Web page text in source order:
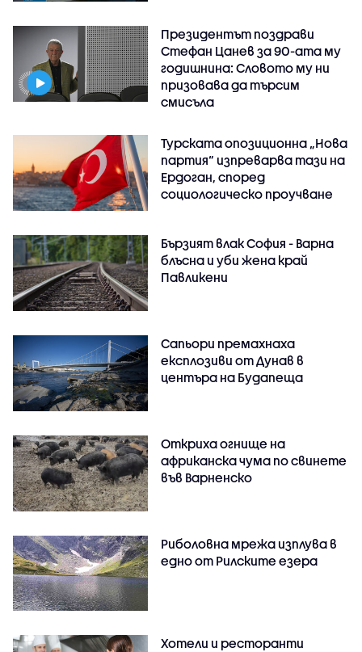
Президентът поздрави
Стефан Цанев за 90-ата му
годишнина: Словото му ни
призовава да търсим
смисъла
Турската опозиционна „Нова
партия“ изпреварва тази на
Ердоган, според
социологическо проучване
Бързият влак София - Варна
блъсна и уби жена край
Павликени
Сапьори премахнаха
експлозиви от Дунав в
центъра на Будапеща
Откриха огнище на
африканска чума по свинете
във Варненско
Риболовна мрежа изплува в
едно от Рилските езера
Хотели и ресторанти